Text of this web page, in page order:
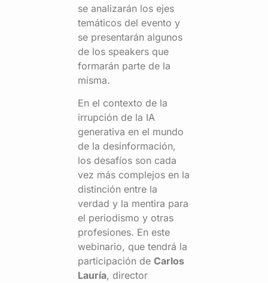
se analizarán los ejes
temáticos del evento y
se presentarán algunos
de los speakers que
formarán parte de la
misma.
En el contexto de la
irrupción de la IA
generativa en el mundo
de la desinformación,
los desafíos son cada
vez más complejos en la
distinción entre la
verdad y la mentira para
el periodismo y otras
profesiones. En este
webinario, que tendrá la
participación de Carlos
Lauría, director